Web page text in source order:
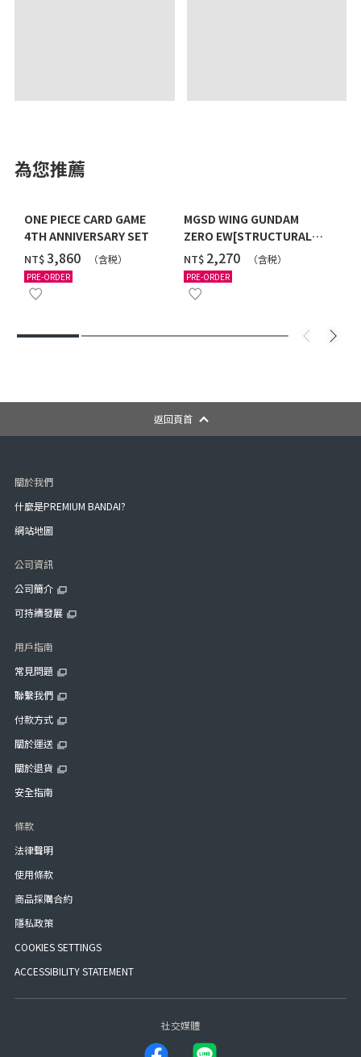
為您推薦
ONE PIECE CARD GAME
4TH ANNIVERSARY SET
NT$‌3,860 （含税）
PRE-ORDER
MGSD WING GUNDAM
ZERO EW[STRUCTURAL
COATING/BLACK] [2026年
12月發送]
NT$ ‌2,270 （含税）
PRE-ORDER
返回頁首
關於我們
什麼是PREMIUM BANDAI?
網站地圖
公司資訊
公司簡介
可持續發展
用戶指南
常見問題
聯繫我們
付款方式
關於運送
關於退貨
安全指南
條款
法律聲明
使用條款
商品採購合約
隱私政策
COOKIES SETTINGS
ACCESSIBILITY STATEMENT
社交媒體